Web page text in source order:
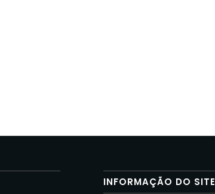
INFORMAÇÃO DO SITE